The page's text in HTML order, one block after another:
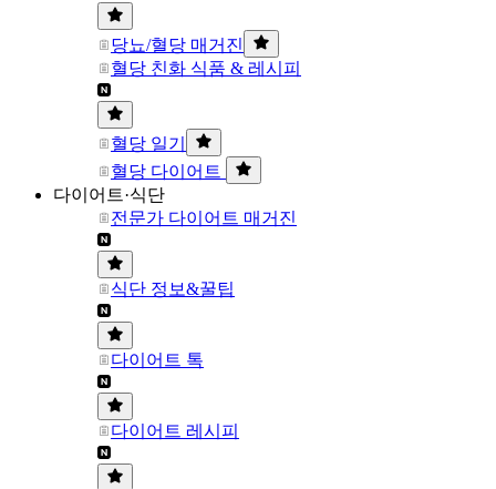
당뇨/혈당 매거진
혈당 친화 식품 & 레시피
혈당 일기
혈당 다이어트
다이어트·식단
전문가 다이어트 매거진
식단 정보&꿀팁
다이어트 톡
다이어트 레시피